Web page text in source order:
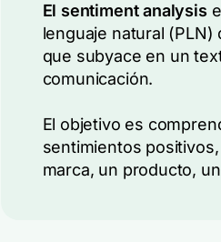
El sentiment analysis
lenguaje natural
que subyace en un
comunicación.
El objetivo es
sentimientos
marca, un producto,